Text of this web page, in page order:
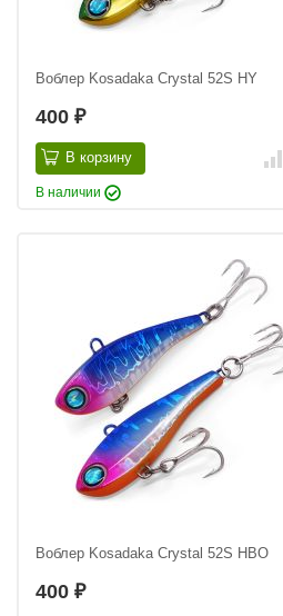
Воблер Kosadaka Crystal 52S HY
400 ₽
В корзину
В наличии
Воблер Kosadaka Crystal 52S HBO
400 ₽